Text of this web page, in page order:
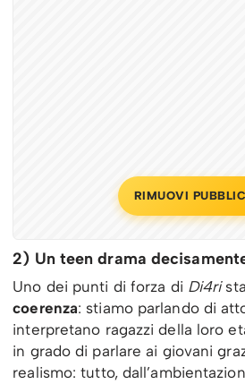
RIMUOVI
2) Un teen drama
Uno dei punti di forza di Di4ri
coerenza: stiamo parlando di
interpretano ragazzi della loro
in grado di parlare ai giovani
realismo: tutto,